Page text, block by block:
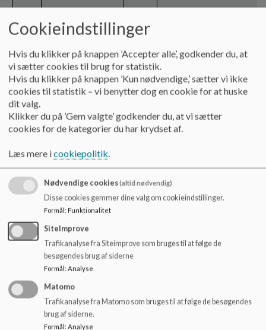
fortsat
20:10
forhold til tematikkerne?
Tema 1 med
organiseringen af
skoledagen og
Tema 2 angående
og mobiltelefon.
Skærmtiden og brugen
Tema 3 kan vi følge
igennem elevrådenes
arbejde.
fokus i bestyrelsens
planlægningen af
Cookieindstillinger
Hvis du klikker på knappen ’Accepter alle’, godkender du, at
vi sætter cookies til brug for statistik.
Hvis du klikker på knappen ’Kun nødvendige,’ sætter vi ikke
cookies til statistik – vi benytter dog en cookie for at huske
dit valg.
Klikker du på ’Gem valgte’ godkender du, at vi sætter
cookies for de kategorier du har krydset af.
Læs mere icookiepolitik.
Nødvendige cookies(altid nødvendig)
Disse cookies gemmer dine valg om cookieindstillinger.
Formål: Funktionalitet
SiteImprove
Trafikanalyse fra Siteimprove som bruges til at følge de
besøgendes brug af siderne
Formål: Analyse
Matomo
Trafikanalyse fra Matomo som bruges til at følge de besøgendes
brug af siderne.
Formål: Analyse